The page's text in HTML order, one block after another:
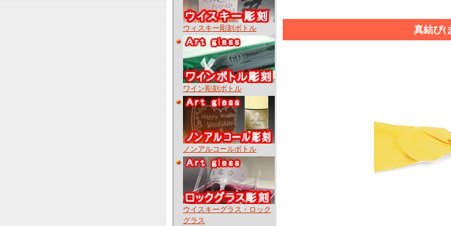
ウィスキー彫刻ボトル
ワイン彫刻ボトル
ノンアルコールボトル
ウイスキーグラス・ロック
グラス
真結び(